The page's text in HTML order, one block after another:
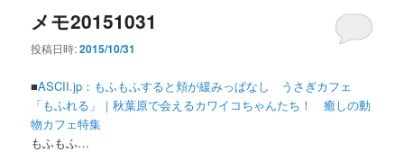
メモ20151031
投稿日時:2015/10/31
■ASCII.jp：もふもふすると頬が緩みっぱなし うさぎカフェ
「もふれる」｜秋葉原で会えるカワイコちゃんたち！ 癒しの動
物カフェ特集
もふもふ…